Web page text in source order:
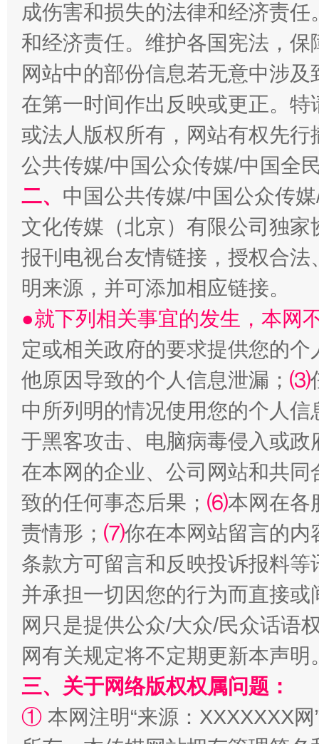
揭批美国五大"原罪" "炒
解纷+调解+退费，一次搞定
漫山遍野的桃花与雪山、麦地、白藏房 除
成伤害和损失的法律和经济责
和经济责任。维护各国宪法，
网站中的部份信息若无意中涉
在第一时间作出反映或更正。
或法人版权所有，网站有权先
公共传媒/中国公众传媒/中国全
二、 中国公共传媒/中国公众传
文化传媒（北京）有限公司独
报刊电视台友情链接，授权合
明来源，并可添加相应链接。
●就下列相关事宜的发生，本网
定或相关政府的要求提供您的个
他原因导致的个人信息泄漏； ⑶
中所列明的情况使用您的个人
于黑客攻击、电脑病毒侵入或
在本网的企业、公司网站和共
致的任何事态后果； ⑹本网在各
责情形； ⑺你在本网站留言的内
条款方可留言和反映投诉报料
并承担一切因您的行为而直接
网只是提供公众/大众/民众话语
网有关规定将不定期更新本声明
三、关于网络版权权属问题：
① 本网注明“来源：XXXXXXX